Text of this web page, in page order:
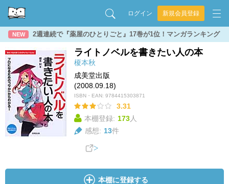
ログイン 新規会員登録
NEW 2週連続で『薬屋のひとりごと』17巻が1位！マンガランキング
ライトノベルを書きたい人の本
榎本秋
成美堂出版
(2008.09.18)
ISBN・EAN: 9784415303871
3.31
本棚登録: 173人
感想: 13件
本棚に登録する